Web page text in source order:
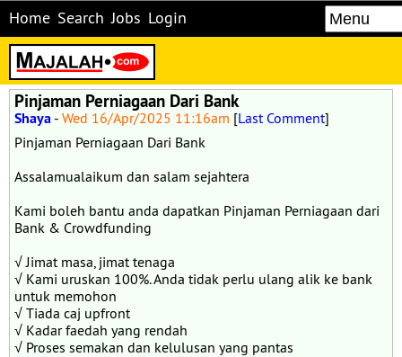
Home Search Jobs Login
Pinjaman Perniagaan Dari Bank
Shaya - Wed 16/Apr/2025 11:16am [Last Comment]
Pinjaman Perniagaan Dari Bank
Assalamualaikum dan salam sejahtera
Kami boleh bantu anda dapatkan Pinjaman Perniagaan dari
Bank & Crowdfunding
√ Jimat masa, jimat tenaga
√ Kami uruskan 100%. Anda tidak perlu ulang alik ke bank
untuk memohon
√ Tiada caj upfront
√ Kadar faedah yang rendah
√ Proses semakan dan kelulusan yang pantas